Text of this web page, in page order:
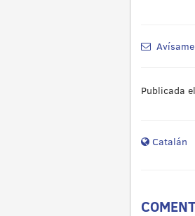
Publicada
Catalán